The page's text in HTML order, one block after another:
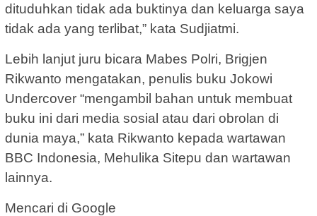
dituduhkan tidak ada buktinya dan keluarga saya
tidak ada yang terlibat,” kata Sudjiatmi.
Lebih lanjut juru bicara Mabes Polri, Brigjen
Rikwanto mengatakan, penulis buku Jokowi
Undercover “mengambil bahan untuk membuat
buku ini dari media sosial atau dari obrolan di
dunia maya,” kata Rikwanto kepada wartawan
BBC Indonesia, Mehulika Sitepu dan wartawan
lainnya.
Mencari di Google